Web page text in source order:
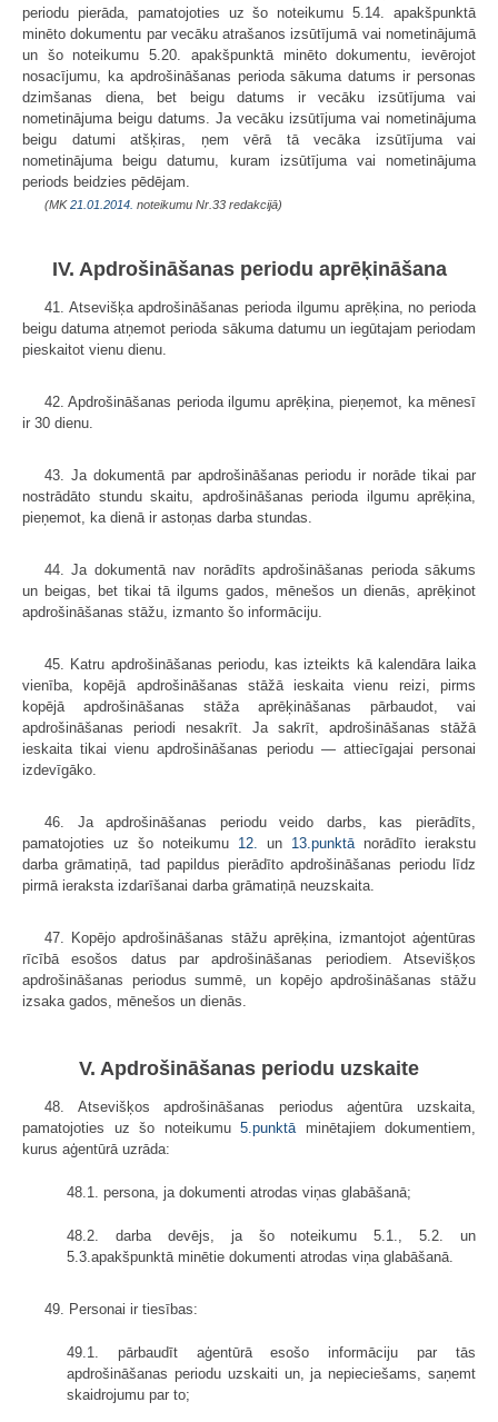
periodu pierāda, pamatojoties uz šo noteikumu 5.14. apakšpunktā
minēto dokumentu par vecāku atrašanos izsūtījumā vai nometinājumā
un šo noteikumu 5.20. apakšpunktā minēto dokumentu, ievērojot
nosacījumu, ka apdrošināšanas perioda sākuma datums ir personas
dzimšanas diena, bet beigu datums ir vecāku izsūtījuma vai
nometinājuma beigu datums. Ja vecāku izsūtījuma vai nometinājuma
beigu datumi atšķiras, ņem vērā tā vecāka izsūtījuma vai
nometinājuma beigu datumu, kuram izsūtījuma vai nometinājuma
periods beidzies pēdējam.
(MK21.01.2014. noteikumu Nr.33 redakcijā)
IV. Apdrošināšanas periodu aprēķināšana
41. Atsevišķa apdrošināšanas perioda ilgumu aprēķina, no perioda
beigu datuma atņemot perioda sākuma datumu un iegūtajam periodam
pieskaitot vienu dienu.
42. Apdrošināšanas perioda ilgumu aprēķina, pieņemot, ka mēnesī
ir 30 dienu.
43. Ja dokumentā par apdrošināšanas periodu ir norāde tikai par
nostrādāto stundu skaitu, apdrošināšanas perioda ilgumu aprēķina,
pieņemot, ka dienā ir astoņas darba stundas.
44. Ja dokumentā nav norādīts apdrošināšanas perioda sākums
un beigas, bet tikai tā ilgums gados, mēnešos un dienās, aprēķinot
apdrošināšanas stāžu, izmanto šo informāciju.
45. Katru apdrošināšanas periodu, kas izteikts kā kalendāra laika
vienība, kopējā apdrošināšanas stāžā ieskaita vienu reizi, pirms
kopējā apdrošināšanas stāža aprēķināšanas pārbaudot, vai
apdrošināšanas periodi nesakrīt. Ja sakrīt, apdrošināšanas stāžā
ieskaita tikai vienu apdrošināšanas periodu — attiecīgajai personai
izdevīgāko.
46. Ja apdrošināšanas periodu veido darbs, kas pierādīts,
pamatojoties uz šo noteikumu 12. un 13.punktānorādīto ierakstu
darba grāmatiņā, tad papildus pierādīto apdrošināšanas periodu līdz
pirmā ieraksta izdarīšanai darba grāmatiņā neuzskaita.
47. Kopējo apdrošināšanas stāžu aprēķina, izmantojot aģentūras
rīcībā esošos datus par apdrošināšanas periodiem. Atsevišķos
apdrošināšanas periodus summē, un kopējo apdrošināšanas stāžu
izsaka gados, mēnešos un dienās.
V. Apdrošināšanas periodu uzskaite
48. Atsevišķos apdrošināšanas periodus aģentūra uzskaita,
pamatojoties uz šo noteikumu 5.punktā minētajiem dokumentiem,
kurus aģentūrā uzrāda:
48.1. persona, ja dokumenti atrodas viņas glabāšanā;
48.2. darba devējs, ja šo noteikumu 5.1., 5.2. un
5.3.apakšpunktā minētie dokumenti atrodas viņa glabāšanā.
49. Personai ir tiesības:
49.1. pārbaudīt aģentūrā esošo informāciju par tās
apdrošināšanas periodu uzskaiti un, ja nepieciešams, saņemt
skaidrojumu par to;